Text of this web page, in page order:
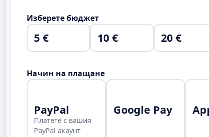
Изберете бюджет
5 € 10 € 20 €
Начин на плащане
PayPal
Платете с вашия
PayPal акаунт
Google Pay